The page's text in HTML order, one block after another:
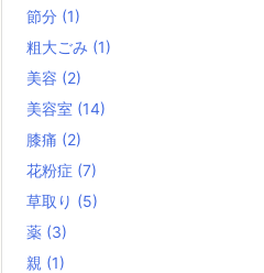
節分 (1)
粗大ごみ (1)
美容 (2)
美容室 (14)
膝痛 (2)
花粉症 (7)
草取り (5)
薬 (3)
親 (1)